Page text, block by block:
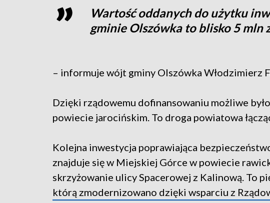
Wartość oddanych do użytku
gminie Olszówka to blisko 5 mln
– informuje wójt gminy Olszówka Włodzimierz
Dzięki rządowemu dofinansowaniu możliwe
powiecie jarocińskim. To droga powiatowa
Kolejna inwestycja poprawiająca
znajduje się w Miejskiej Górce w powiecie
skrzyżowanie ulicy Spacerowej z Kalinową. To
którą zmodernizowano dzięki wsparciu z